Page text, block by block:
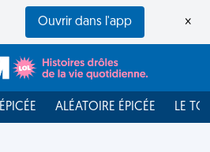
Ouvrir dans l'app ×
ÉPICÉE ALÉATOIRE ÉPICÉE LE